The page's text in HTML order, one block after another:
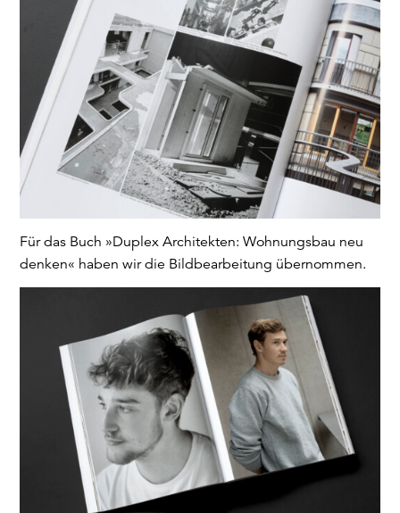
Für das Buch »Duplex Architekten: Wohnungsbau neu
denken« haben wir die Bildbearbeitung übernommen.